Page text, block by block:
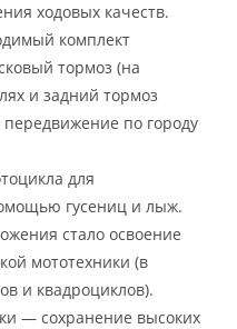
ходовых качеств.
комплект
тормоз (на
и задний тормоз
по городу
для
гусениц и лыж.
стало освоение
мототехники (в
и квадроциклов).
— сохранение высоких